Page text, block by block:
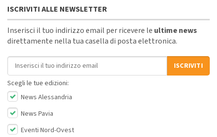
ISCRIVITI ALLE NEWSLETTER
Inserisci il tuo indirizzo email per ricevere le ultime news
direttamente nella tua casella di posta elettronica.
Indirizzo email
ISCRIVITI
Scegli le tue edizioni:
News Alessandria
News Pavia
Eventi Nord-Ovest